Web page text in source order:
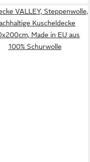
VALLEY, Steppenwolle,
Kuscheldecke
Made in EU aus
100% Schurwolle